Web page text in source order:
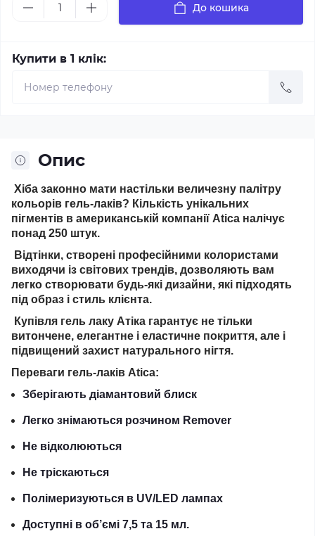
До кошика
Купити в 1 клік:
Опис
Хіба законно мати настільки величезну палітру
кольорів гель-лаків? Кількість унікальних
пігментів в американській компанії Atica налічує
понад 250 штук.
Відтінки, створені професійними колористами
виходячи із світових трендів, дозволяють вам
легко створювати будь-які дизайни, які підходять
під образ і стиль клієнта.
Купівля гель лаку Атіка гарантує не тільки
витончене, елегантне і еластичне покриття, але і
підвищений захист натурального нігтя.
Переваги гель-лаків Atica:
Зберігають діамантовий блиск
Легко знімаються розчином Remover
Не відколюються
Не тріскаються
Полімеризуються в UV/LED лампах
Доступні в об’ємі 7,5 та 15 мл.